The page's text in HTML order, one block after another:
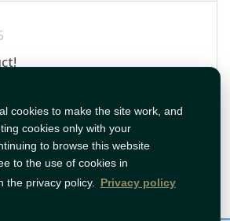
cookies to make the site work, and
cookies only with your
to browse this website
to the use of cookies in
the privacy policy. Privacy policy